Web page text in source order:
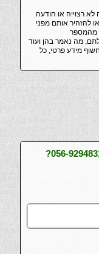
רצוייה או הודעה
להזהיר אותם מפני
מהמספר
מה נאמר בהן ועוד
מידע פרטי, כל